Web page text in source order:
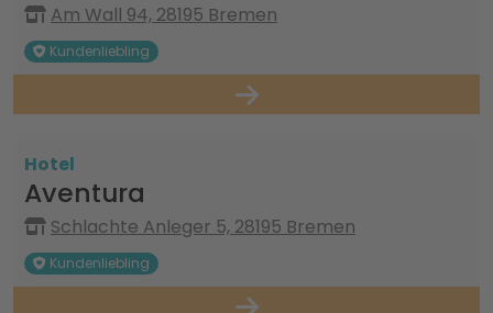
Am Wall 94, 28195 Bremen
Kundenliebling
Hotel
Aventura
Schlachte Anleger 5, 28195 Bremen
Kundenliebling